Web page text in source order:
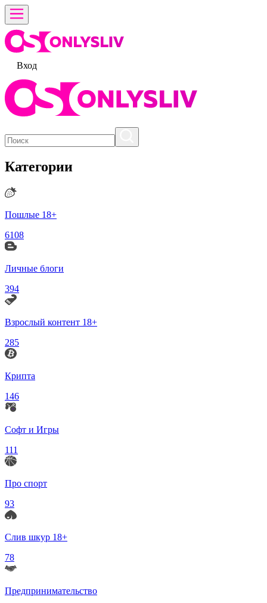
Вход
Категории
Пошлые 18+
6108
Личные блоги
394
Взрослый контент 18+
285
Крипта
146
Софт и Игры
111
Про спорт
93
Слив шкур 18+
78
Предпринимательство